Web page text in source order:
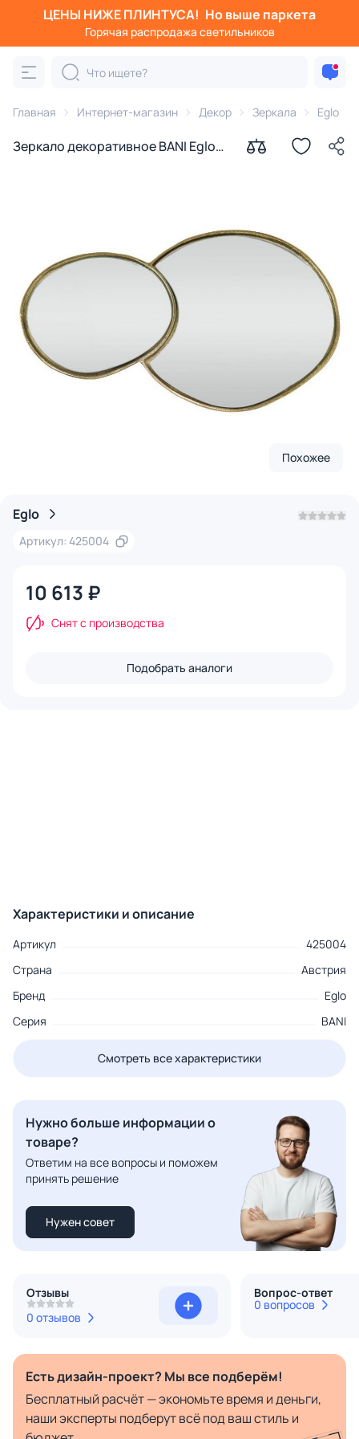
ЦЕНЫ НИЖЕ ПЛИНТУСА! Но выше паркета
Горячая распродажа светильников
Главная Интернет-магазин Декор Зеркала Eglo
Зеркало декоративное BANI Eglo
Похожее
Eglo
Артикул: 425004
10 613 ₽
Снят с производства
Подобрать аналоги
Характеристики и описание
Артикул
425004
Страна
Австрия
Бренд
Eglo
Серия
BANI
Смотреть все характеристики
Нужно больше информации о
товаре?
Ответим на все вопросы и поможем
принять решение
Нужен совет
Отзывы
0 отзывов
Вопрос-ответ
0 вопросов
Есть дизайн-проект? Мы все подберём!
Бесплатный расчёт — экономьте время и деньги,
наши эксперты подберут всё под ваш стиль и